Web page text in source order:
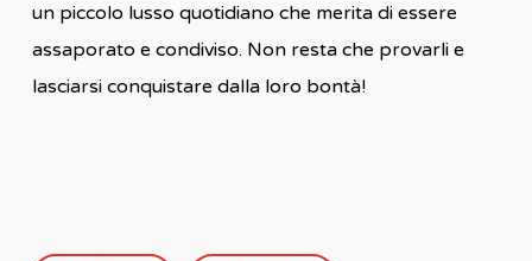
un piccolo lusso quotidiano che merita di essere
assaporato e condiviso. Non resta che provarli e
lasciarsi conquistare dalla loro bontà!